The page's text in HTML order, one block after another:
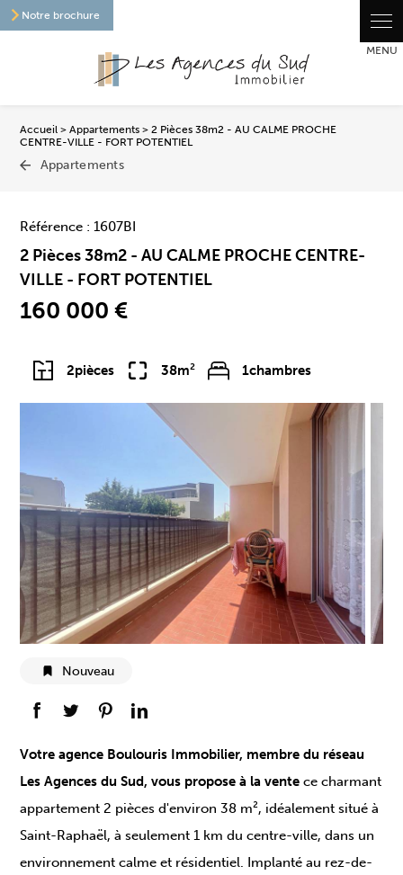
Notre brochure
Accueil >Appartements > 2 Pièces 38m2 - AU CALME PROCHE
CENTRE-VILLE - FORT POTENTIEL
Appartements
Référence : 1607BI
2 Pièces 38m2 - AU CALME PROCHE CENTRE-
VILLE - FORT POTENTIEL
160 000 €
2pièces 38m² 1chambres
Nouveau
Votre agence Boulouris Immobilier, membre du réseau
Les Agences du Sud, vous propose à la vente ce charmant
appartement 2 pièces d'environ 38 m², idéalement situé à
Saint-Raphaël, à seulement 1 km du centre-ville, dans un
environnement calme et résidentiel. Implanté au rez-de-
Panneau de gestion des cookies